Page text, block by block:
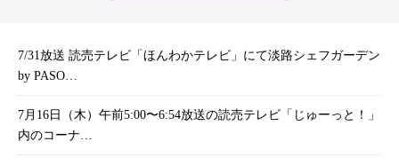
7/31放送 読売テレビ「ほんわかテレビ」にて淡路シェフガーデン
by PASO…
7月16日（木）午前5:00〜6:54放送の読売テレビ「じゅーっと！」
内のコーナ…